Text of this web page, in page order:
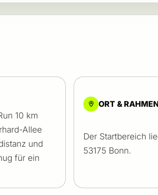
10 km
Allee
und
für ein
ORT &
Der Startbereich
53175 Bonn.